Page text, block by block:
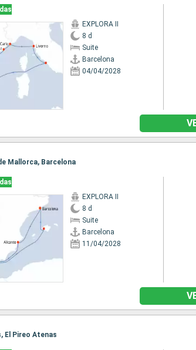
EXPLORA II
8 d
Suite
Barcelona
04/04/2028
Mallorca, Barcelona
EXPLORA II
8 d
Suite
Barcelona
11/04/2028
El Pireo Atenas